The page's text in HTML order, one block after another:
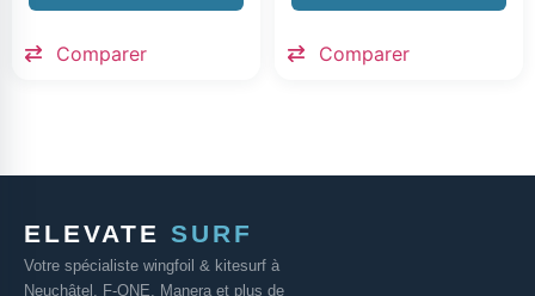
Comparer Comparer
ELEVATE SURF
Votre spécialiste wingfoil & kitesurf à
Neuchâtel. F-ONE, Manera et plus de